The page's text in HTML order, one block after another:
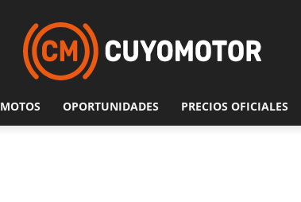
MOTOS OPORTUNIDADES PRECIOS OFICIALES